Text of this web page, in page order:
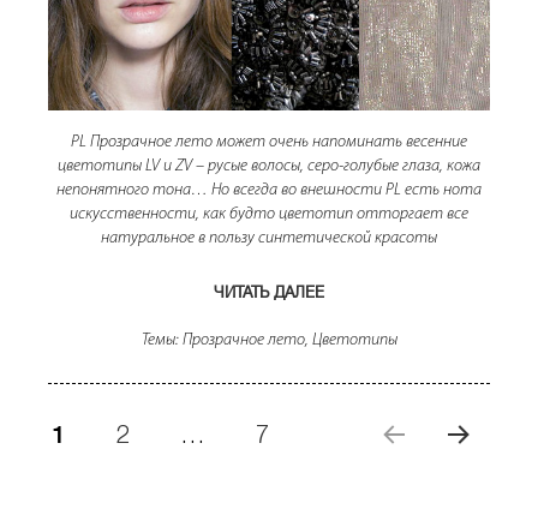
PL Прозрачное лето может очень напоминать весенние
цветотипы LV и ZV – русые волосы, серо-голубые глаза, кожа
непонятного тона… Но всегда во внешности PL есть нота
искусственности, как будто цветотип отторгает все
натуральное в пользу синтетической красоты
ЧИТАТЬ ДАЛЕЕ
Темы: Прозрачное лето, Цветотипы
Навигация
по
СТРАНИЦА
1 СТРАНИЦА
2 … СТРАНИЦА
7